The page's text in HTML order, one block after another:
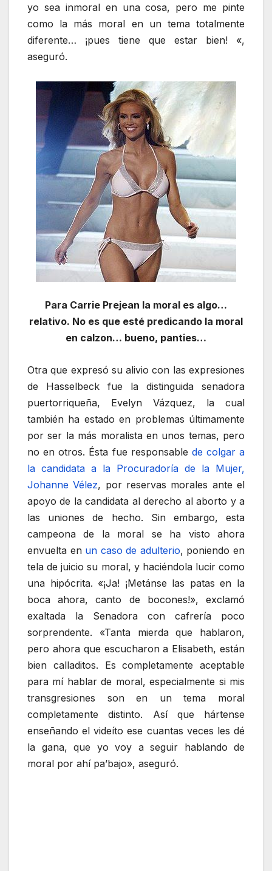
yo sea inmoral en una cosa, pero me pinte
como la más moral en un tema totalmente
diferente… ¡pues tiene que estar bien! «,
aseguró.
Para Carrie Prejean la moral es algo…
relativo. No es que esté predicando la moral
en calzon… bueno, panties…
Otra que expresó su alivio con las expresiones
de Hasselbeck fue la distinguida senadora
puertorriqueña, Evelyn Vázquez, la cual
también ha estado en problemas últimamente
por ser la más moralista en unos temas, pero
no en otros. Ésta fue responsable de colgar a
la candidata a la Procuradoría de la Mujer,
Johanne Vélez, por reservas morales ante el
apoyo de la candidata al derecho al aborto y a
las uniones de hecho. Sin embargo, esta
campeona de la moral se ha visto ahora
envuelta en un caso de adulterio, poniendo en
tela de juicio su moral, y haciéndola lucir como
una hipócrita. «¡Ja! ¡Metánse las patas en la
boca ahora, canto de bocones!», exclamó
exaltada la Senadora con cafrería poco
sorprendente. «Tanta mierda que hablaron,
pero ahora que escucharon a Elisabeth, están
bien calladitos. Es completamente aceptable
para mí hablar de moral, especialmente si mis
transgresiones son en un tema moral
completamente distinto. Así que hártense
enseñando el videíto ese cuantas veces les dé
la gana, que yo voy a seguir hablando de
moral por ahí pa’bajo», aseguró.